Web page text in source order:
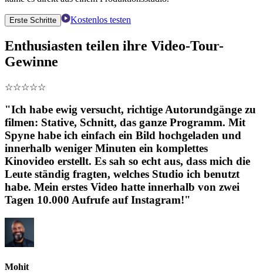
Erste Schritte Kostenlos testen
Enthusiasten teilen ihre Video-Tour-
Gewinne
☆☆☆☆☆
"Ich habe ewig versucht, richtige Autorundgänge zu
filmen: Stative, Schnitt, das ganze Programm. Mit
Spyne habe ich einfach ein Bild hochgeladen und
innerhalb weniger Minuten ein komplettes
Kinovideo erstellt. Es sah so echt aus, dass mich die
Leute ständig fragten, welches Studio ich benutzt
habe. Mein erstes Video hatte innerhalb von zwei
Tagen 10.000 Aufrufe auf Instagram!"
Mohit